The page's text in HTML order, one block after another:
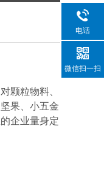
颗粒物料、
果、小五金
企业量身定
电话
微信扫一扫